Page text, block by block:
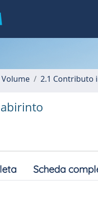
2.1 Contributo
Scheda